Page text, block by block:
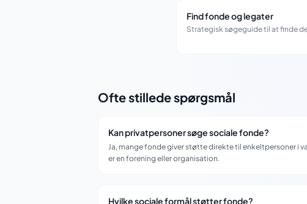
Find fonde og legater
Strategisk søgeguide til at finde
Ofte stillede spørgsmål
Kan privatpersoner søge sociale fonde?
Ja, mange fonde giver støtte direkte til enkeltpersoner i
er en forening eller organisation.
Hvilke sociale formål støtter fonde?